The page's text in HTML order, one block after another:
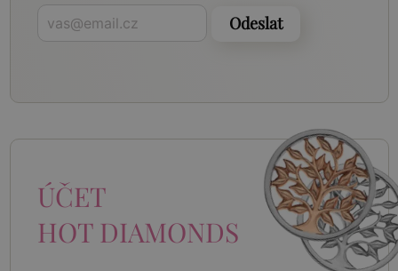
Odeslat
ÚČET
HOT DIAMONDS